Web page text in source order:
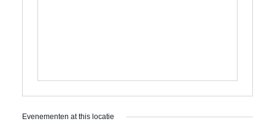
Evenementen at this locatie